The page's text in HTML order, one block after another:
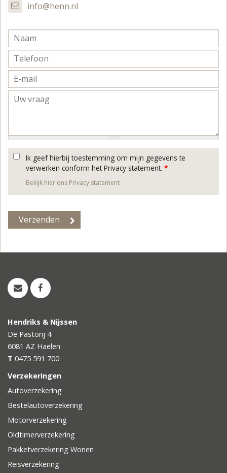
info@henn.nl
Ik geef hierbij toestemming om mijn gegevens te
verwerken conform het Privacy statement. *
Bekijk hier ons Privacy statement
Hendriks & Nijssen
De Pastorij 4
6081 AZ Haelen
T 0475 591 700
Verzekeringen
Autoverzekering
Bestelautoverzekering
Motorverzekering
Oldtimerverzekering
Pakketverzekering Wonen
Reisverzekering